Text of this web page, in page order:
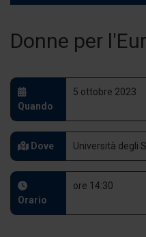
Donne per
Quando
5 ottobre 2023
Dove Università degli
Orario
ore 14:30